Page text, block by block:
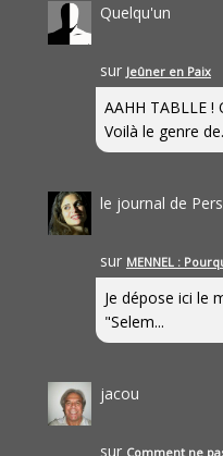
Quelqu'un
sur Jeûner en Paix
AAHH TABLLE !
Voilà le genre
le journal de
sur MENNEL :
Je dépose ici le
"Selem...
jacou
sur Comment ne